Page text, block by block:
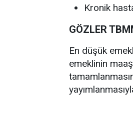
Kronik
GÖZLER
En düşük
emeklinin